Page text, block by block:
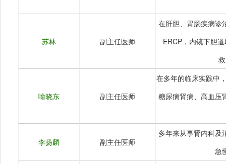
苏林 副主任医师
在肝胆、胃肠疾病诊
ERCP，内镜下胆
喻晓东 副主任医师
在多年的临床实践中
糖尿病肾病、高血压
李扬麟 副主任医师
多年来从事肾内科及
急